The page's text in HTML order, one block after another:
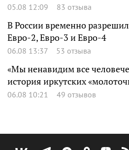
05.08 12:09 83 отзыва
В России временно
Евро-2, Евро-3 и Евро-4
06.08 13:37 53 отзыва
«Мы ненавидим все
история иркутских
06.08 10:21 49 отзывов